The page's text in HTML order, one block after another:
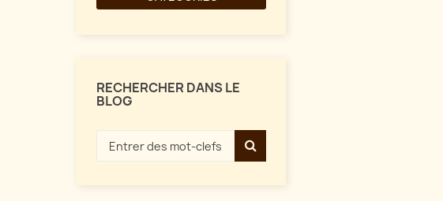
RECHERCHER DANS LE
BLOG